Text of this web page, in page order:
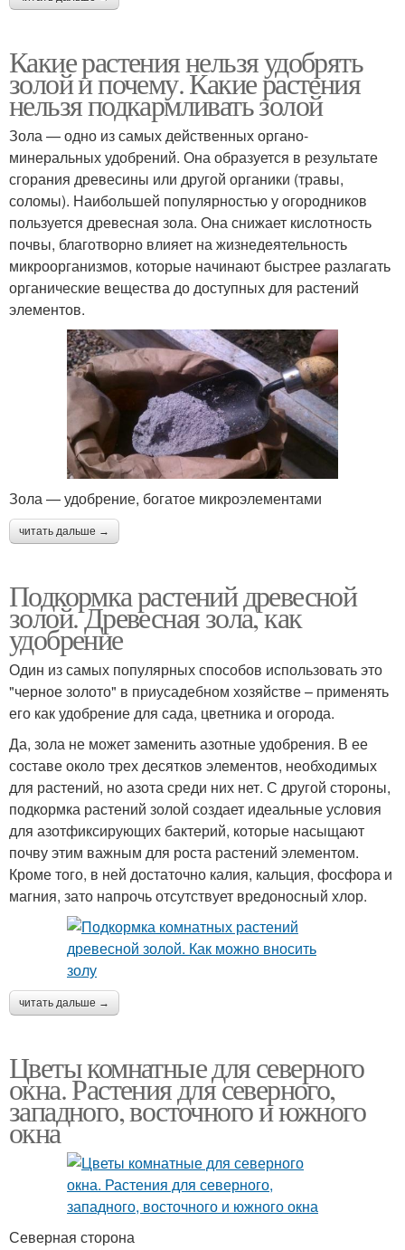
Какие растения нельзя удобрять
золой и почему. Какие растения
нельзя подкармливать золой
Зола — одно из самых действенных органо-
минеральных удобрений. Она образуется в результате
сгорания древесины или другой органики (травы,
соломы). Наибольшей популярностью у огородников
пользуется древесная зола. Она снижает кислотность
почвы, благотворно влияет на жизнедеятельность
микроорганизмов, которые начинают быстрее разлагать
органические вещества до доступных для растений
элементов.
Зола — удобрение, богатое микроэлементами
читать дальше →
Подкормка растений древесной
золой. Древесная зола, как
удобрение
Один из самых популярных способов использовать это
"черное золото" в приусадебном хозяйстве – применять
его как удобрение для сада, цветника и огорода.
Да, зола не может заменить азотные удобрения. В ее
составе около трех десятков элементов, необходимых
для растений, но азота среди них нет. С другой стороны,
подкормка растений золой создает идеальные условия
для азотфиксирующих бактерий, которые насыщают
почву этим важным для роста растений элементом.
Кроме того, в ней достаточно калия, кальция, фосфора и
магния, зато напрочь отсутствует вредоносный хлор.
читать дальше →
Цветы комнатные для северного
окна. Растения для северного,
западного, восточного и южного
окна
Северная сторона